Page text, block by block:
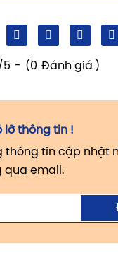
5 - (0 Đánh giá )
lỡ thông tin !
thông tin cập nhật
qua email.